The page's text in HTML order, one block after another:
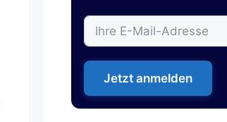
Jetzt anmelden